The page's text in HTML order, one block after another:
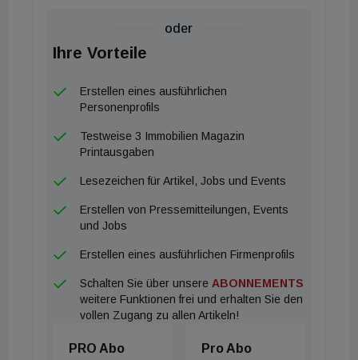
explodierender Baukosten sowie dem Mangel an
Arbeitskräften und Baumaterialien bleibt das
Angebot auf dem Wohnimmobilienmarkt in CESEE
weiterhin hinter der Nachfrage zurück. Diese Lücke
zu schließen, wird zunehmend zu einer
Herausforderung, so die OeNB.
oder
Ihre Vorteile
Erstellen eines ausführlichen
Personenprofils
Testweise 3 Immobilien Magazin
Printausgaben
Lesezeichen für Artikel, Jobs und Events
Erstellen von Pressemitteilungen, Events
und Jobs
Erstellen eines ausführlichen Firmenprofils
Schalten Sie über unsere ABONNEMENTS
weitere Funktionen frei und erhalten Sie den
vollen Zugang zu allen Artikeln!
PRO Abo
Pro Abo